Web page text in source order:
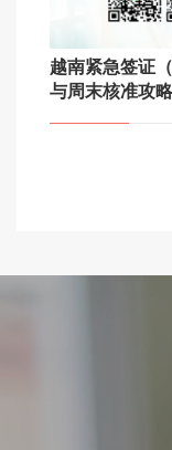
越南紧急签证
与周末核准攻略